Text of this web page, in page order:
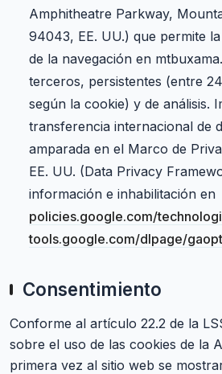
Amphitheatre Parkway,
94043, EE. UU.) que permite
de la navegación en
terceros, persistentes (entre
según la cookie) y de análisis.
transferencia internacional de
amparada en el Marco de
EE. UU. (Data Privacy
información e inhabilitación en
policies.google.com/
tools.google.com/dlpage/
Consentimiento
Conforme al artículo 22.2 de la
sobre el uso de las cookies de la
primera vez al sitio web se